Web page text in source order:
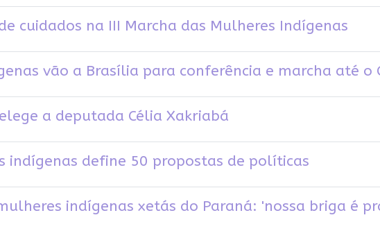
cuidados na III Marcha das Mulheres Indígenas
vão a Brasília para conferência e marcha até o
a deputada Célia Xakriabá
indígenas define 50 propostas de políticas
indígenas xetás do Paraná: 'nossa briga é